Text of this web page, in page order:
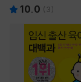
10.0 ( 3)